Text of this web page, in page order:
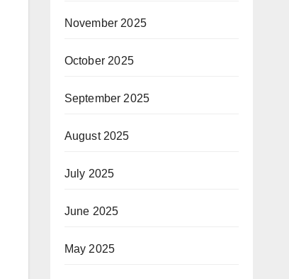
November 2025
October 2025
September 2025
August 2025
July 2025
June 2025
May 2025